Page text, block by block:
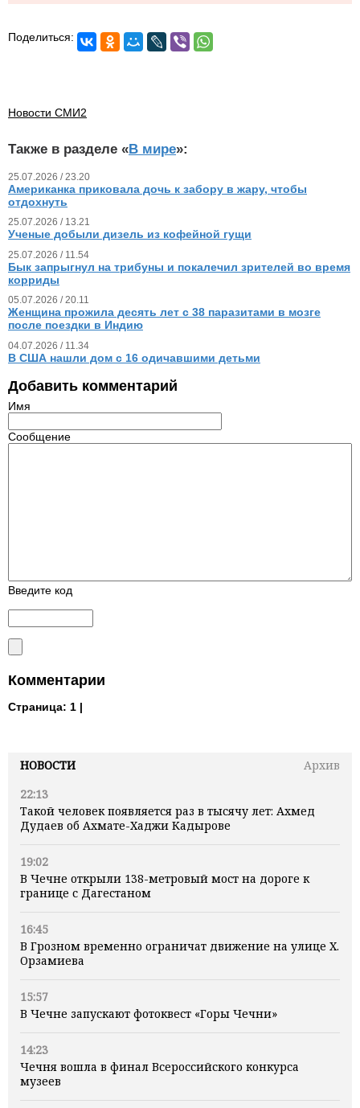
НОВОСТИ
Архив
22:13
Такой человек появляется раз в тысячу лет: Ахмед
Дудаев об Ахмате-Хаджи Кадырове
19:02
В Чечне открыли 138-метровый мост на дороге к
границе с Дагестаном
16:45
В Грозном временно ограничат движение на улице Х.
Орзамиева
15:57
В Чечне запускают фотоквест «Горы Чечни»
14:23
Чечня вошла в финал Всероссийского конкурса
музеев
Поделиться:
Новости СМИ2
Также в разделе «В мире»:
25.07.2026 / 23.20
Американка приковала дочь к забору в жару, чтобы
отдохнуть
25.07.2026 / 13.21
Ученые добыли дизель из кофейной гущи
25.07.2026 / 11.54
Бык запрыгнул на трибуны и покалечил зрителей во время
корриды
05.07.2026 / 20.11
Женщина прожила десять лет с 38 паразитами в мозге
после поездки в Индию
04.07.2026 / 11.34
В США нашли дом с 16 одичавшими детьми
Добавить комментарий
Имя
Сообщение
Введите код
Комментарии
Страница: 1 |